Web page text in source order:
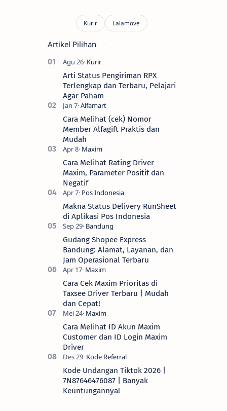
Artikel Pilihan
Arti Status Pengiriman RPX
Terlengkap dan Terbaru, Pelajari
Agar Paham
Cara Melihat (cek) Nomor
Member Alfagift Praktis dan
Mudah
Cara Melihat Rating Driver
Maxim, Parameter Positif dan
Negatif
Makna Status Delivery RunSheet
di Aplikasi Pos Indonesia
Gudang Shopee Express
Bandung: Alamat, Layanan, dan
Jam Operasional Terbaru
Cara Cek Maxim Prioritas di
Taxsee Driver Terbaru | Mudah
dan Cepat!
Cara Melihat ID Akun Maxim
Customer dan ID Login Maxim
Driver
Kode Undangan Tiktok 2026 |
7N87646476087 | Banyak
Keuntungannya!